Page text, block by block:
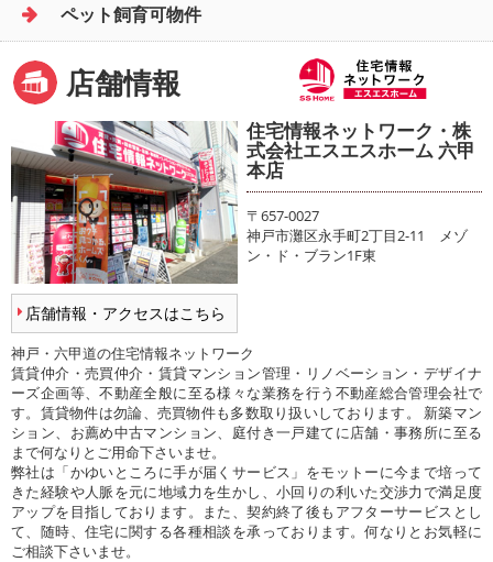
ペット飼育可物件
店舗情報
店舗情報・アクセスはこちら
住宅情報ネットワーク・株
式会社エスエスホーム 六甲
本店
〒657-0027
神戸市灘区永手町2丁目2-11 メゾ
ン・ド・ブラン1F東
神戸・六甲道の住宅情報ネットワーク
賃貸仲介・売買仲介・賃貸マンション管理・リノベーション・デザイナ
ーズ企画等、不動産全般に至る様々な業務を行う不動産総合管理会社で
す。賃貸物件は勿論、売買物件も多数取り扱いしております。 新築マン
ション、お薦め中古マンション、庭付き一戸建てに店舗・事務所に至る
まで何なりとご用命下さいませ。
弊社は「かゆいところに手が届くサービス」をモットーに今まで培って
きた経験や人脈を元に地域力を生かし、小回りの利いた交渉力で満足度
アップを目指しております。また、契約終了後もアフターサービスとし
て、随時、住宅に関する各種相談を承っております。何なりとお気軽に
ご相談下さいませ。